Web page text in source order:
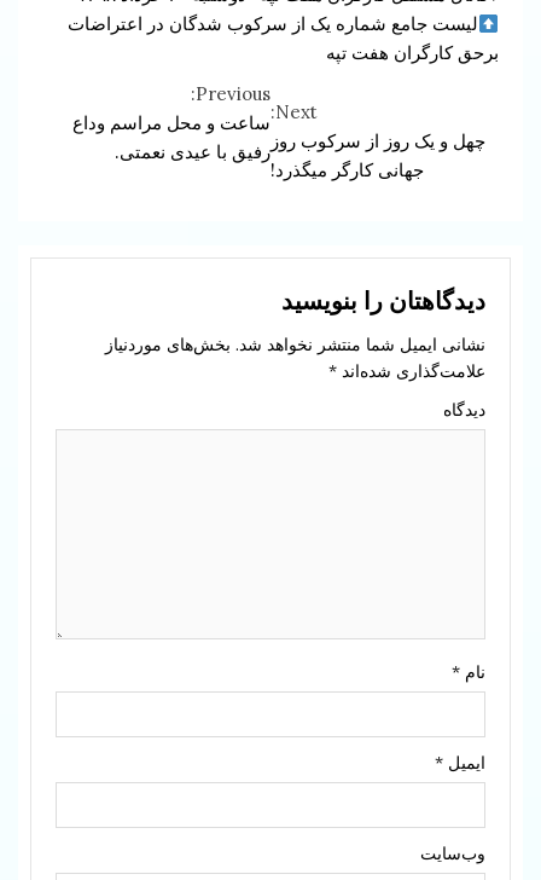
لیست جامع شماره یک از سرکوب شدگان در اعتراضات
برحق کارگران هفت تپه
Reading
Previous:
ساعت و محل مراسم وداع
رفیق با عیدی نعمتی.
Next:
چهل و یک روز از سرکوب روز
جهانی کارگر میگذرد!
دیدگاهتان را بنویسید
نشانی ایمیل شما منتشر نخواهد شد. بخش‌های موردنیاز
علامت‌گذاری شده‌اند *
دیدگاه
نام *
ایمیل *
وب‌سایت